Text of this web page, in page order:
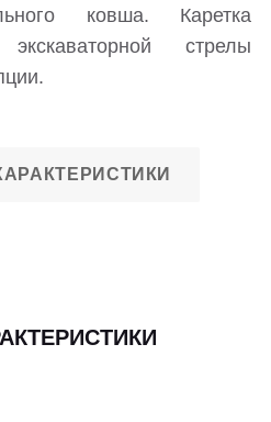
ковша. Каретка
стрелы